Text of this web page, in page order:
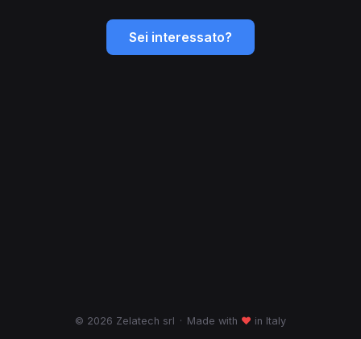
Sei interessato?
© 2026 Zelatech srl · Made with ♥ in Italy